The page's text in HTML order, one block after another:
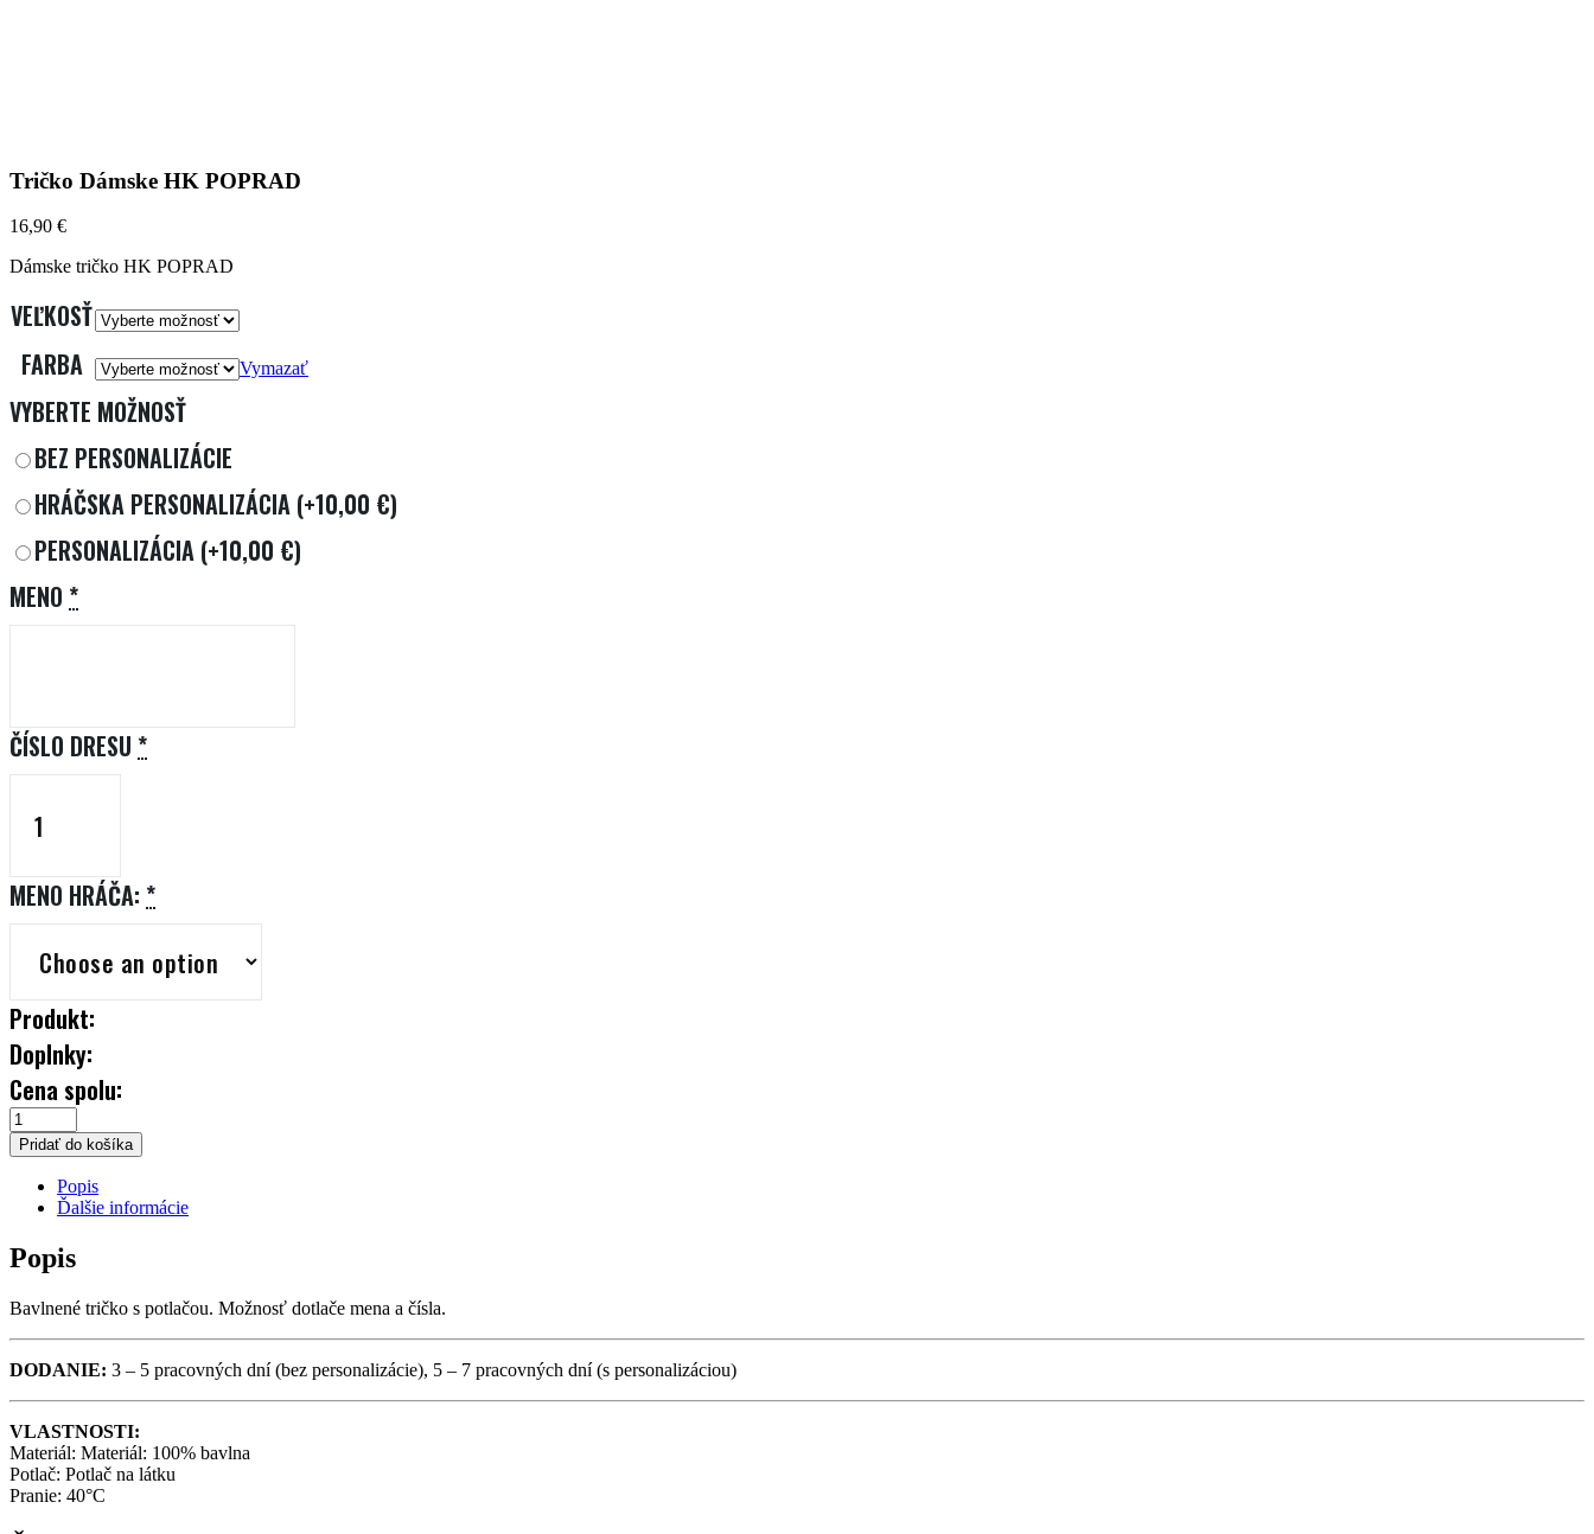
Tričko Dámske HK POPRAD
16,90 €
Dámske tričko HK POPRAD
VEĽKOSŤ
FARBA
Vymazať
VYBERTE MOŽNOSŤ
BEZ PERSONALIZÁCIE
HRÁČSKA PERSONALIZÁCIA (+10,00 €)
PERSONALIZÁCIA (+10,00 €)
MENO *
ČÍSLO DRESU *
MENO HRÁČA: *
Produkt:
Doplnky:
Cena spolu:
TRIČKO
DÁMSKE
QUANTITY
Pridať do košíka
Popis
Ďalšie informácie
Popis
Bavlnené tričko s potlačou. Možnosť dotlače mena a čísla.
DODANIE: 3 – 5 pracovných dní (bez personalizácie), 5 – 7 pracovných dní (s personalizáciou)
VLASTNOSTI:
Materiál: Materiál: 100% bavlna
Potlač: Potlač na látku
Pranie: 40°C